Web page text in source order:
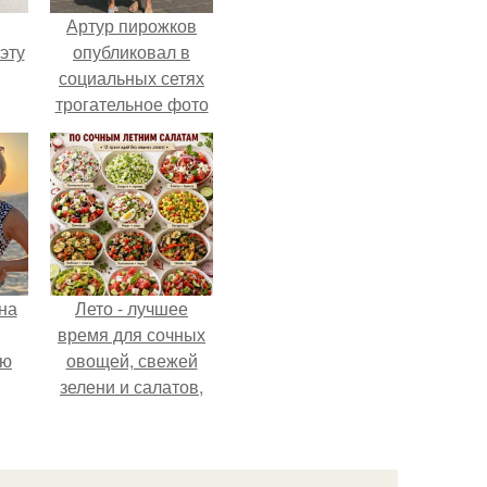
Артур пирожков
опубликовал в
социальных сетях
трогательное фото
с супругой
Анжеликой,
сделанное во
время их недавнего
путешествия в
Италию.
Лето - лучшее
время для сочных
овощей, свежей
зелени и салатов,
несколько минут.